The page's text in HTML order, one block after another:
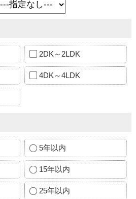
2DK～2LDK
4DK～4LDK
5年以内
15年以内
25年以内